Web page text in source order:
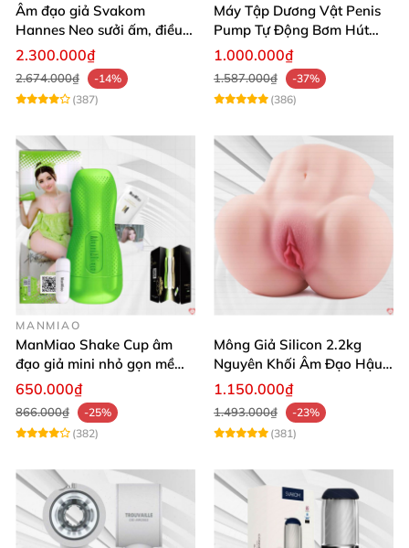
Âm đạo giả Svakom
Hannes Neo sưởi ấm, điều
khiển app thông minh
2.300.000₫
2.674.000₫
-14%
(387)
Máy Tập Dương Vật Penis
Pump Tự Động Bơm Hút
Kích Thước Lớn
1.000.000₫
1.587.000₫
-37%
(386)
MANMIAO
ManMiao Shake Cup âm
đạo giả mini nhỏ gọn mềm
mịn
650.000₫
866.000₫
-25%
(382)
Mông Giả Silicon 2.2kg
Nguyên Khối Âm Đạo Hậu
Môn Siêu Thật
1.150.000₫
1.493.000₫
-23%
(381)